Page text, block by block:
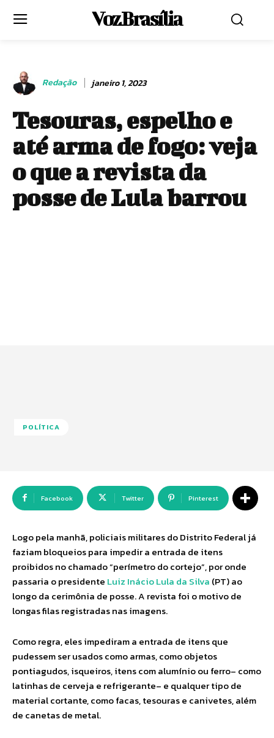
Voz Brasília
Redação janeiro 1, 2023
Tesouras, espelho e
até arma de fogo: veja
o que a revista da
posse de Lula barrou
POLÍTICA
Facebook Twitter Pinterest
Logo pela manhã, policiais militares do Distrito Federal já
faziam bloqueios para impedir a entrada de itens
proibidos no chamado “perímetro do cortejo”, por onde
passaria o presidente Luiz Inácio Lula da Silva (PT) ao
longo da cerimônia de posse. A revista foi o motivo de
longas filas registradas nas imagens.
Como regra, eles impediram a entrada de itens que
pudessem ser usados como armas, como objetos
pontiagudos, isqueiros, itens com alumínio ou ferro– como
latinhas de cerveja e refrigerante– e qualquer tipo de
material cortante, como facas, tesouras e canivetes, além
de canetas de metal.